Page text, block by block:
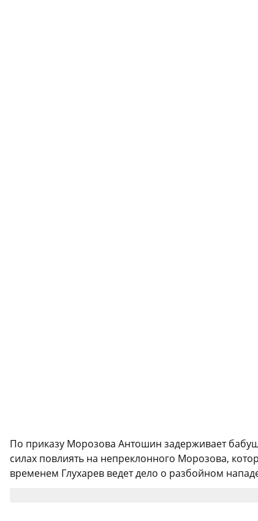
По приказу Морозова Антошин задерживает
силах повлиять на непреклонного Морозова,
временем Глухарев ведет дело о разбойном